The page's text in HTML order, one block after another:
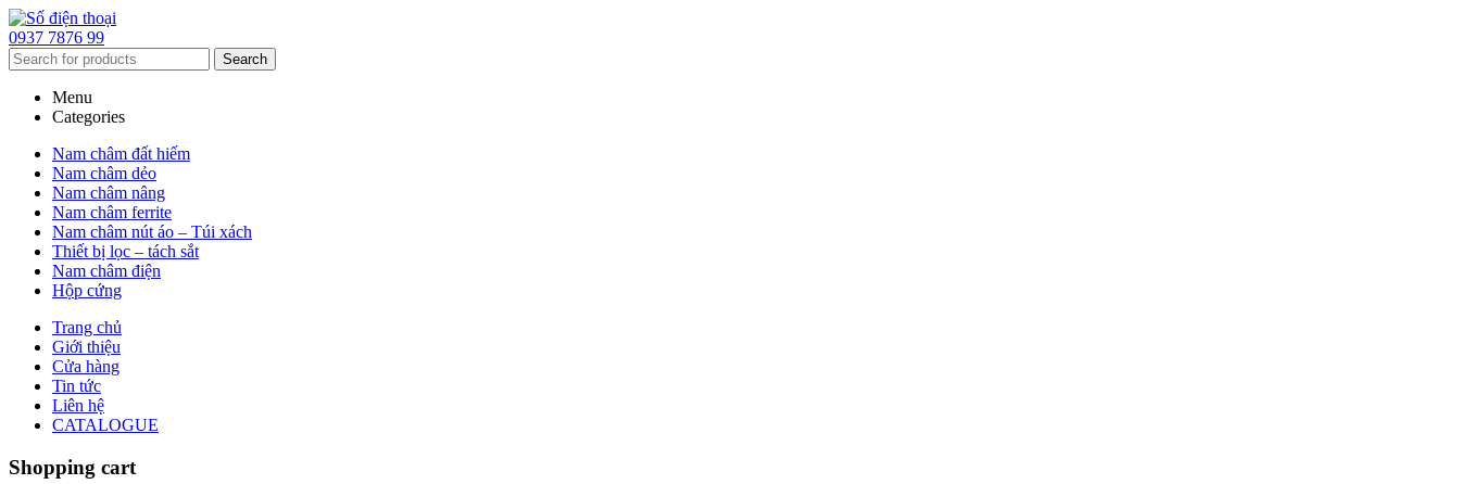
0937 7876 99
Search
Menu
Categories
Nam châm đất hiếm
Nam châm dẻo
Nam châm nâng
Nam châm ferrite
Nam châm nút áo – Túi xách
Thiết bị lọc – tách sắt
Nam châm điện
Hộp cứng
Trang chủ
Giới thiệu
Cửa hàng
Tin tức
Liên hệ
CATALOGUE
Shopping cart